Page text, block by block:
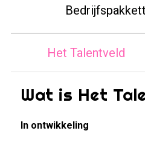
Wat is Het
In ontwikkeling
Het Talentveld